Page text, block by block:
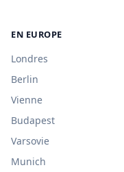
EN EUROPE
Londres
Berlin
Vienne
Budapest
Varsovie
Munich